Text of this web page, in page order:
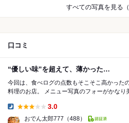
すべての写真を見る（
口コミ
“優しい味”を超えて、薄かった…
今回は、食べログの点数もそこそこ高かった
料理のお店。 メニュー写真のフォーがかなり美味しそうで、「これは当
3.0
おでん太郎777 （488）